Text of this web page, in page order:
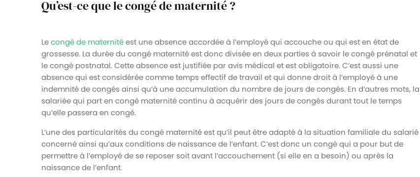
Qu’est-ce que le congé de maternité ?
Lecongé de maternitéest une absence accordée à l’employé qui accouche ou qui est en état de
grossesse. La durée du congé maternité est donc divisée en deux parties à savoir le congé prénatal et
le congé postnatal. Cette absence est justifiée par avis médical et est obligatoire. C’est aussi une
absence qui est considérée comme temps effectif de travail et qui donne droit à l’employé à une
indemnité de congés ainsi qu’à une accumulation du nombre de jours de congés. En d’autres mots, la
salariée qui part en congé maternité continu à acquérir des jours de congés durant tout le temps
qu’elle passera en congé.
L’une des particularités du congé maternité est qu’il peut être adapté à la situation familiale du salarié
concerné ainsi qu’aux conditions de naissance de l’enfant. C’est donc un congé qui a pour but de
permettre à l’employé de se reposer soit avant l’accouchement (si elle en a besoin) ou après la
naissance de l’enfant.